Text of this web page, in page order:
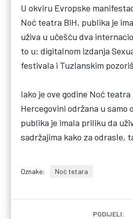
U okviru Evropske
Noć teatra BiH, publika je
uživa u učešću dva
to u: digitalnom izdanja
festivala i Tuzlanskim
Iako je ove godine Noć teatra
Hercegovini održana u samo
publika je imala priliku da
sadržajima kako za odrasle,
Oznake: Noć tetara
PODIJELI: